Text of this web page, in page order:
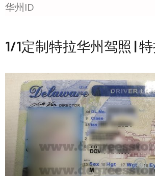
华州ID
1/1定制特拉华州驾照 |